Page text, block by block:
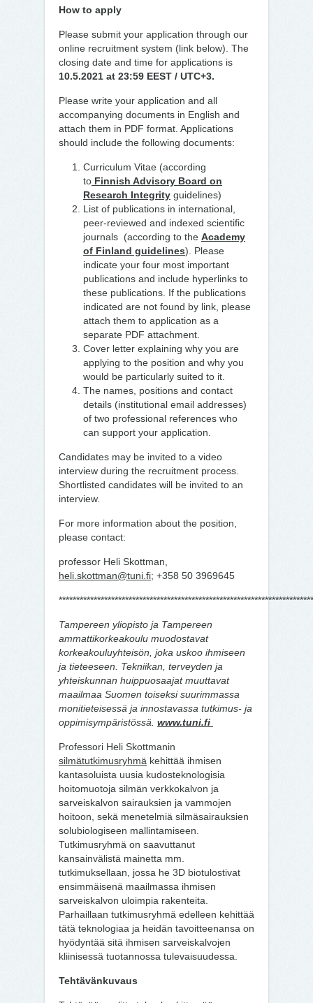
How to apply
Please submit your application through our
online recruitment system (link below). The
closing date and time for applications is
10.5.2021 at 23:59 EEST / UTC+3.
Please write your application and all
accompanying documents in English and
attach them in PDF format. Applications
should include the following documents:
Curriculum Vitae (according
to Finnish Advisory Board on
Research Integrity guidelines)
List of publications in international,
peer-reviewed and indexed scientific
journals (according to the Academy
of Finland guidelines). Please
indicate your four most important
publications and include hyperlinks to
these publications. If the publications
indicated are not found by link, please
attach them to application as a
separate PDF attachment.
Cover letter explaining why you are
applying to the position and why you
would be particularly suited to it.
The names, positions and contact
details (institutional email addresses)
of two professional references who
can support your application.
Candidates may be invited to a video
interview during the recruitment process.
Shortlisted candidates will be invited to an
interview.
For more information about the position,
please contact:
professor Heli Skottman,
heli.skottman@tuni.fi; +358 50 3969645
Tampereen yliopisto ja Tampereen
ammattikorkeakoulu muodostavat
korkeakouluyhteisön, joka uskoo ihmiseen
ja tieteeseen. Tekniikan, terveyden ja
yhteiskunnan huippuosaajat muuttavat
maailmaa Suomen toiseksi suurimmassa
monitieteisessä ja innostavassa tutkimus- ja
oppimisympäristössä. www.tuni.fi
Professori Heli Skottmanin
silmätutkimusryhmä kehittää ihmisen
kantasoluista uusia kudosteknologisia
hoitomuotoja silmän verkkokalvon ja
sarveiskalvon sairauksien ja vammojen
hoitoon, sekä menetelmiä silmäsairauksien
solubiologiseen mallintamiseen.
Tutkimusryhmä on saavuttanut
kansainvälistä mainetta mm.
tutkimuksellaan, jossa he 3D biotulostivat
ensimmäisenä maailmassa ihmisen
sarveiskalvon uloimpia rakenteita.
Parhaillaan tutkimusryhmä edelleen kehittää
tätä teknologiaa ja heidän tavoitteenansa on
hyödyntää sitä ihmisen sarveiskalvojen
kliinisessä tuotannossa tulevaisuudessa.
Tehtävänkuvaus